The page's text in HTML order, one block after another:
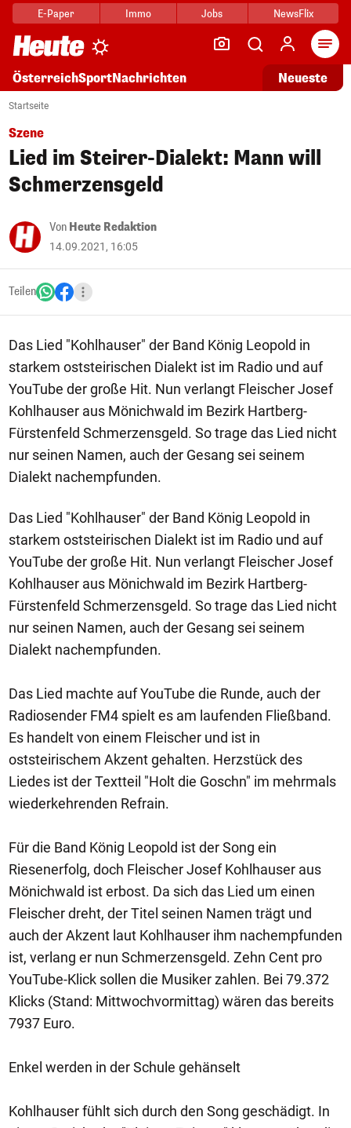
E-Paper Immo Jobs NewsFlix
ÖsterreichSportNachrichten Neueste
Startseite
Szene
Lied im Steirer-Dialekt: Mann will
Schmerzensgeld
Von Heute Redaktion
14.09.2021, 16:05
Teilen
Das Lied "Kohlhauser" der Band König Leopold in
starkem oststeirischen Dialekt ist im Radio und auf
YouTube der große Hit. Nun verlangt Fleischer Josef
Kohlhauser aus Mönichwald im Bezirk Hartberg-
Fürstenfeld Schmerzensgeld. So trage das Lied nicht
nur seinen Namen, auch der Gesang sei seinem
Dialekt nachempfunden.
Das Lied "Kohlhauser" der Band König Leopold in
starkem oststeirischen Dialekt ist im Radio und auf
YouTube der große Hit. Nun verlangt Fleischer Josef
Kohlhauser aus Mönichwald im Bezirk Hartberg-
Fürstenfeld Schmerzensgeld. So trage das Lied nicht
nur seinen Namen, auch der Gesang sei seinem
Dialekt nachempfunden.
Das Lied machte auf YouTube die Runde, auch der
Radiosender FM4 spielt es am laufenden Fließband.
Es handelt von einem Fleischer und ist in
oststeirischem Akzent gehalten. Herzstück des
Liedes ist der Textteil "Holt die Goschn" im mehrmals
wiederkehrenden Refrain.
Für die Band König Leopold ist der Song ein
Riesenerfolg, doch Fleischer Josef Kohlhauser aus
Mönichwald ist erbost. Da sich das Lied um einen
Fleischer dreht, der Titel seinen Namen trägt und
auch der Akzent laut Kohlhauser ihm nachempfunden
ist, verlang er nun Schmerzensgeld. Zehn Cent pro
YouTube-Klick sollen die Musiker zahlen. Bei 79.372
Klicks (Stand: Mittwochvormittag) wären das bereits
7937 Euro.
Enkel werden in der Schule gehänselt
Kohlhauser fühlt sich durch den Song geschädigt. In